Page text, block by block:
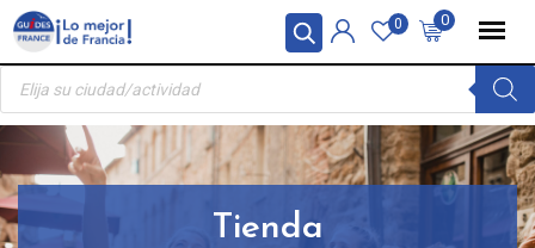
Panel de gestión de cookies
Skip
content
0
0
Búsqueda
productos
Tienda